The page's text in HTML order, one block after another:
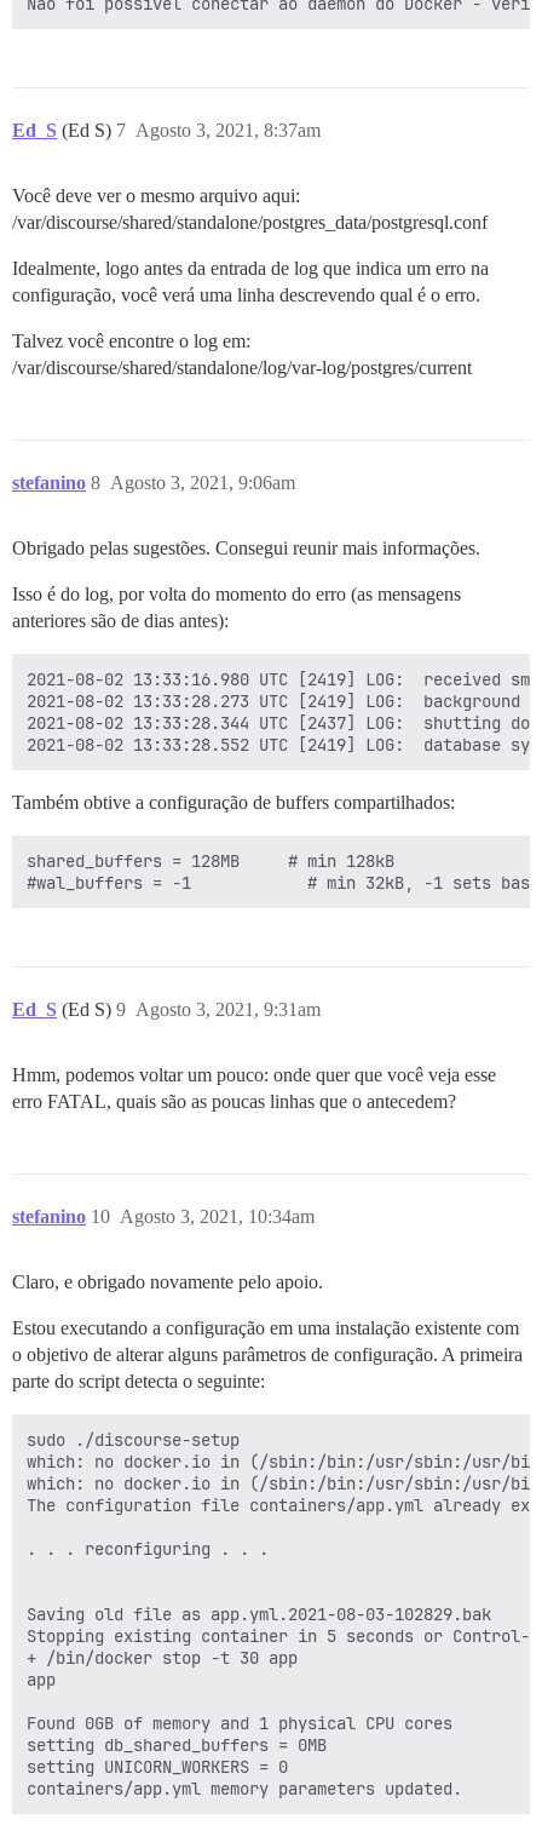
Ed_S (Ed S) Agosto 3, 2021, 8:37am
7
Você deve ver o mesmo arquivo aqui:
/var/discourse/shared/standalone/postgres_data/postgresql.conf
Idealmente, logo antes da entrada de log que indica um erro na
configuração, você verá uma linha descrevendo qual é o erro.
Talvez você encontre o log em:
/var/discourse/shared/standalone/log/var-log/postgres/current
stefanino Agosto 3, 2021, 9:06am
8
Obrigado pelas sugestões. Consegui reunir mais informações.
Isso é do log, por volta do momento do erro (as mensagens
anteriores são de dias antes):
2021-08-02 13:33:16.980 UTC [2419] LOG:  received
2021-08-02 13:33:28.273 UTC [2419] LOG:
2021-08-02 13:33:28.344 UTC [2437] LOG:  shutting
Também obtive a configuração de buffers compartilhados:
shared_buffers = 128MB     # min 128kB
Ed_S (Ed S) Agosto 3, 2021, 9:31am
9
Hmm, podemos voltar um pouco: onde quer que você veja esse
erro FATAL, quais são as poucas linhas que o antecedem?
stefanino Agosto 3, 2021, 10:34am
10
Claro, e obrigado novamente pelo apoio.
Estou executando a configuração em uma instalação existente com
o objetivo de alterar alguns parâmetros de configuração. A primeira
parte do script detecta o seguinte:
sudo ./discourse-setup
which: no docker.io in (/sbin:/bin:/usr/sbin:/usr/
which: no docker.io in (/sbin:/bin:/usr/sbin:/usr/
The configuration file containers/app.yml already
. . . reconfiguring . . .
Saving old file as app.yml.2021-08-03-102829.bak
Stopping existing container in 5 seconds or Control-
+ /bin/docker stop -t 30 app
app
Found 0GB of memory and 1 physical CPU cores
setting db_shared_buffers = 0MB
setting UNICORN_WORKERS = 0